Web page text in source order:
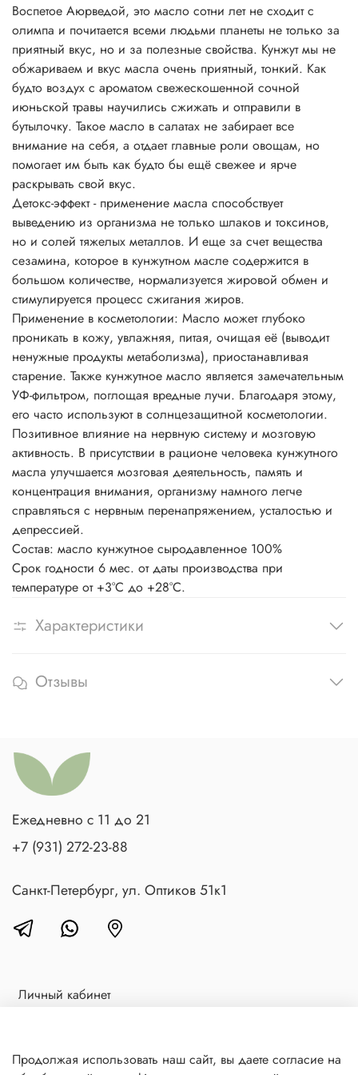
Воспетое Аюрведой, это масло сотни лет не сходит с
олимпа и почитается всеми людьми планеты не только за
приятный вкус, но и за полезные свойства. Кунжут мы не
обжариваем и вкус масла очень приятный, тонкий. Как
будто воздух с ароматом свежескошенной сочной
июньской травы научились сжижать и отправили в
бутылочку. Такое масло в салатах не забирает все
внимание на себя, а отдает главные роли овощам, но
помогает им быть как будто бы ещё свежее и ярче
раскрывать свой вкус.
Детокс-эффект - применение масла способствует
выведению из организма не только шлаков и токсинов,
но и солей тяжелых металлов. И еще за счет вещества
сезамина, которое в кунжутном масле содержится в
большом количестве, нормализуется жировой обмен и
стимулируется процесс сжигания жиров.
Применение в косметологии: Масло может глубоко
проникать в кожу, увлажняя, питая, очищая её (выводит
ненужные продукты метаболизма), приостанавливая
старение. Также кунжутное масло является замечательным
УФ-фильтром, поглощая вредные лучи. Благодаря этому,
его часто используют в солнцезащитной косметологии.
Позитивное влияние на нервную систему и мозговую
активность. В присутствии в рационе человека кунжутного
масла улучшается мозговая деятельность, память и
концентрация внимания, организму намного легче
справляться с нервным перенапряжением, усталостью и
депрессией.
Состав: масло кунжутное сыродавленное 100%
Срок годности 6 мес. от даты производства при
температуре от +3°С до +28°С.
Характеристики
Отзывы
Личный кабинет
Блог
Ежедневно с 11 до 21
+7 (931) 272-23-88
Санкт-Петербург, ул. Оптиков 51к1
Продолжая использовать наш сайт, вы даете согласие на